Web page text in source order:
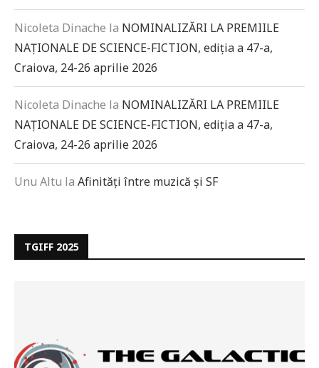
Nicoleta Dinache la NOMINALIZĂRI LA PREMIILE
NAȚIONALE DE SCIENCE-FICTION, ediția a 47-a,
Craiova, 24-26 aprilie 2026
Nicoleta Dinache la NOMINALIZĂRI LA PREMIILE
NAȚIONALE DE SCIENCE-FICTION, ediția a 47-a,
Craiova, 24-26 aprilie 2026
Unu Altu la Afinități între muzică și SF
TGIFF 2025